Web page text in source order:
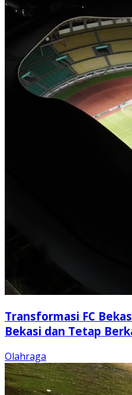
Transformasi FC
Bekasi dan Tetap
Olahraga